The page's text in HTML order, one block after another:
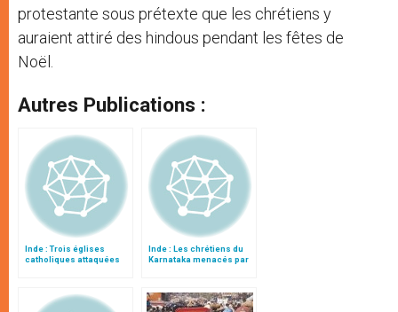
protestante sous prétexte que les chrétiens y
auraient attiré des hindous pendant les fêtes de
Noël.
Autres Publications :
Inde : Trois églises
catholiques attaquées
Inde : Les chrétiens du
Karnataka menacés par